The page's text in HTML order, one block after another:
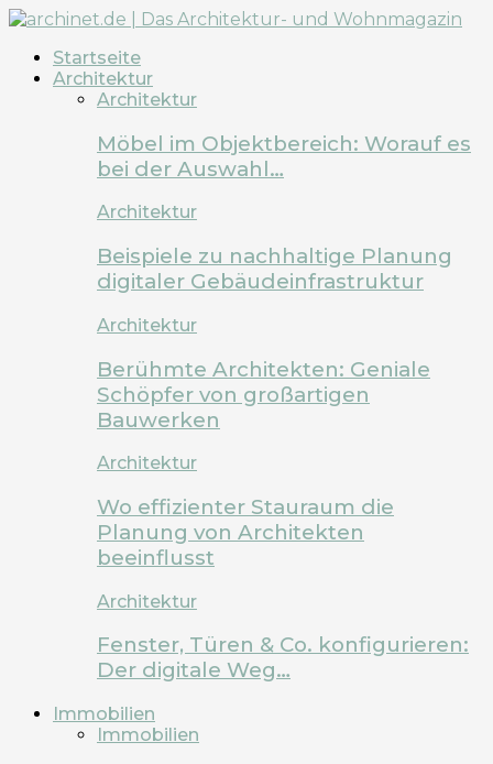
Startseite
Architektur
Architektur
Möbel im Objektbereich: Worauf es
bei der Auswahl…
Architektur
Beispiele zu nachhaltige Planung
digitaler Gebäudeinfrastruktur
Architektur
Berühmte Architekten: Geniale
Schöpfer von großartigen
Bauwerken
Architektur
Wo effizienter Stauraum die
Planung von Architekten
beeinflusst
Architektur
Fenster, Türen & Co. konfigurieren:
Der digitale Weg…
Immobilien
Immobilien